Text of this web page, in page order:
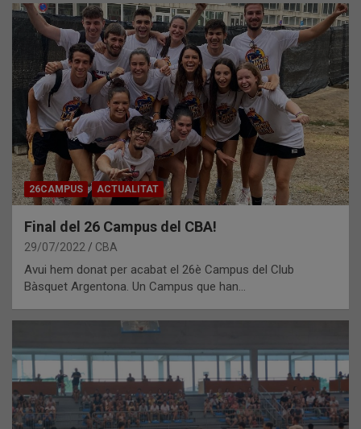
26CAMPUS ACTUALITAT
Final del 26 Campus del CBA!
29/07/2022 CBA
Avui hem donat per acabat el 26è Campus del Club
Bàsquet Argentona. Un Campus que han…